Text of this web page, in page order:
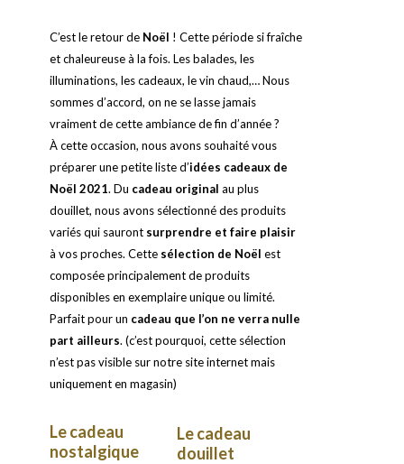
C’est le retour de Noël ! Cette période si fraîche
et chaleureuse à la fois. Les balades, les
illuminations, les cadeaux, le vin chaud,… Nous
sommes d’accord, on ne se lasse jamais
vraiment de cette ambiance de fin d’année ?
À cette occasion, nous avons souhaité vous
préparer une petite liste d’idées cadeaux de
Noël 2021. Du cadeau original au plus
douillet, nous avons sélectionné des produits
variés qui sauront surprendre et faire plaisir
à vos proches. Cette sélection de Noël est
composée principalement de produits
disponibles en exemplaire unique ou limité.
Parfait pour un cadeau que l’on ne verra nulle
part ailleurs. (c’est pourquoi, cette sélection
n’est pas visible sur notre site internet mais
uniquement en magasin)
Le cadeau
nostalgique
Le cadeau
douillet